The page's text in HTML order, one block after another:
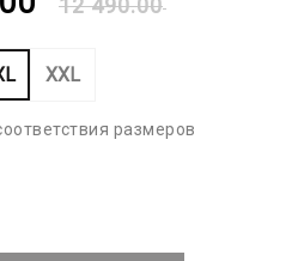
12 490.00
XXL
размеров